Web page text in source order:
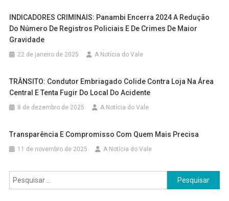
INDICADORES CRIMINAIS: Panambi Encerra 2024 A Redução
Do Número De Registros Policiais E De Crimes De Maior
Gravidade
22 de janeiro de 2025 A Notícia do Vale
TRÂNSITO: Condutor Embriagado Colide Contra Loja Na Área
Central E Tenta Fugir Do Local Do Acidente
8 de dezembro de 2025 A Notícia do Vale
Transparência E Compromisso Com Quem Mais Precisa
11 de novembro de 2025 A Notícia do Vale
Pesquisar
por: